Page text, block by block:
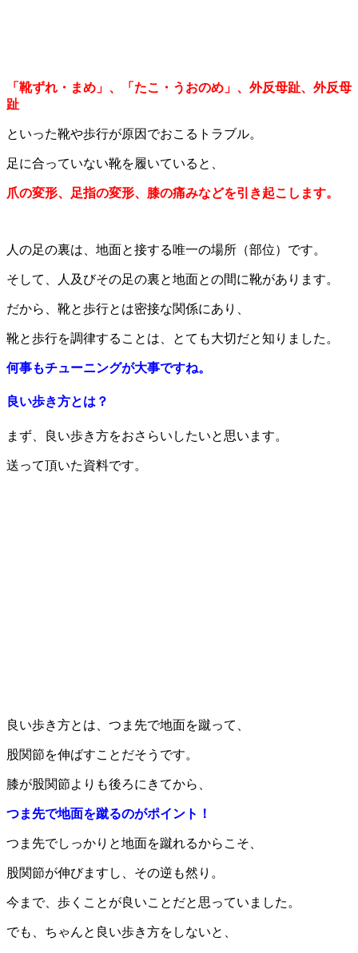
「靴ずれ・まめ」、「たこ・うおのめ」、外反母趾、外反母
趾
といった靴や歩行が原因でおこるトラブル。
足に合っていない靴を履いていると、
爪の変形、足指の変形、膝の痛みなどを引き起こします。
人の足の裏は、地面と接する唯一の場所（部位）です。
そして、人及びその足の裏と地面との間に靴があります。
だから、靴と歩行とは密接な関係にあり、
靴と歩行を調律することは、とても大切だと知りました。
何事もチューニングが大事ですね。
良い歩き方とは？
まず、良い歩き方をおさらいしたいと思います。
送って頂いた資料です。
良い歩き方とは、つま先で地面を蹴って、
股関節を伸ばすことだそうです。
膝が股関節よりも後ろにきてから、
つま先で地面を蹴るのがポイント！
つま先でしっかりと地面を蹴れるからこそ、
股関節が伸びますし、その逆も然り。
今まで、歩くことが良いことだと思っていました。
でも、ちゃんと良い歩き方をしないと、